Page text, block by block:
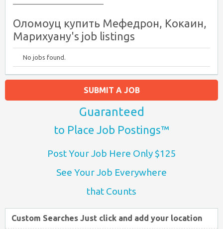
Оломоуц купить Мефедрон, Кокаин,
Марихуану's job listings
No jobs found.
SUBMIT A JOB
Guaranteed
to Place Job Postings™
Post Your Job Here Only $125
See Your Job Everywhere
that Counts
Custom Searches Just click and add your location